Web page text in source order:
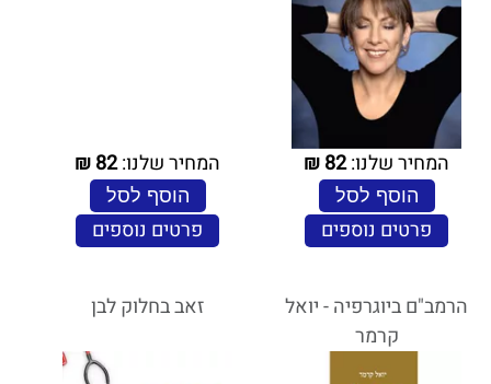
המחיר שלנו:82
₪
הוסף לסל
פרטים נוספים
המחיר שלנו:82
₪
הוסף לסל
פרטים נוספים
הרמב"ם ביוגרפיה - יואל
קרמר
זאב בחלוק לבן